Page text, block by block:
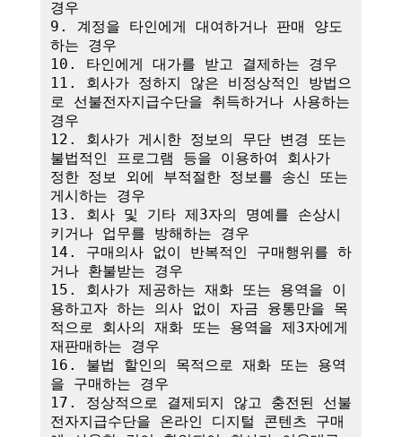
경우
9. 계정을 타인에게 대여하거나 판매 양도
하는 경우
10. 타인에게 대가를 받고 결제하는 경우
11. 회사가 정하지 않은 비정상적인 방법으
로 선불전자지급수단을 취득하거나 사용하는
경우
12. 회사가 게시한 정보의 무단 변경 또는
불법적인 프로그램 등을 이용하여 회사가
정한 정보 외에 부적절한 정보를 송신 또는
게시하는 경우
13. 회사 및 기타 제3자의 명예를 손상시
키거나 업무를 방해하는 경우
14. 구매의사 없이 반복적인 구매행위를 하
거나 환불받는 경우
15. 회사가 제공하는 재화 또는 용역을 이
용하고자 하는 의사 없이 자금 융통만을 목
적으로 회사의 재화 또는 용역을 제3자에게
재판매하는 경우
16. 불법 할인의 목적으로 재화 또는 용역
을 구매하는 경우
17. 정상적으로 결제되지 않고 충전된 선불
전자지급수단을 온라인 디지털 콘텐츠 구매